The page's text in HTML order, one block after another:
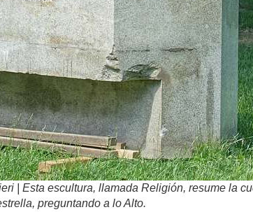
| Esta escultura, llamada Religión, resume la
preguntando a lo Alto.